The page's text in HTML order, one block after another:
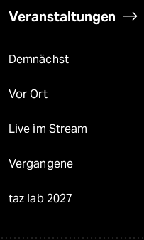
Veranstaltungen
Demnächst
Vor Ort
Live im Stream
Vergangene
taz lab 2027